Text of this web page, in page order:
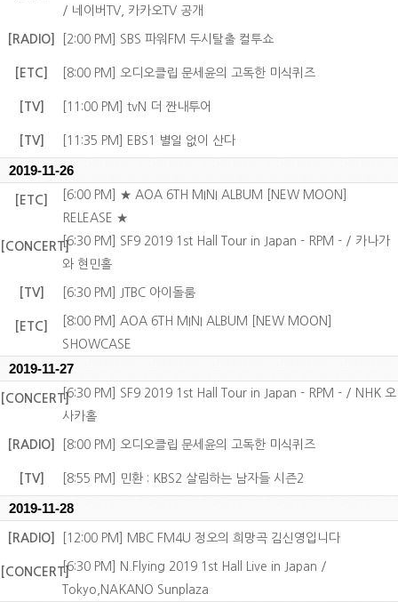
/ 네이버TV, 카카오TV 공개
[RADIO] [2:00 PM] SBS 파워FM 두시탈출 컬투쇼
[ETC] [8:00 PM] 오디오클립 문세윤의 고독한 미식퀴즈
[TV] [11:00 PM] tvN 더 짠내투어
[TV] [11:35 PM] EBS1 별일 없이 산다
2019-11-26
[ETC]
[6:00 PM] ★ AOA 6TH MINI ALBUM [NEW MOON]
RELEASE ★
[CONCERT][6:30 PM] SF9 2019 1st Hall Tour in Japan - RPM - / 카나가
와 현민홀
[TV] [6:30 PM] JTBC 아이돌룸
[ETC]
[8:00 PM] AOA 6TH MINI ALBUM [NEW MOON]
SHOWCASE
2019-11-27
[CONCERT][6:30 PM] SF9 2019 1st Hall Tour in Japan - RPM - / NHK 오
사카홀
[RADIO] [8:00 PM] 오디오클립 문세윤의 고독한 미식퀴즈
[TV] [8:55 PM] 민환 : KBS2 살림하는 남자들 시즌2
2019-11-28
[RADIO] [12:00 PM] MBC FM4U 정오의 희망곡 김신영입니다
[CONCERT][6:30 PM] N.Flying 2019 1st Hall Live in Japan /
Tokyo,NAKANO Sunplaza